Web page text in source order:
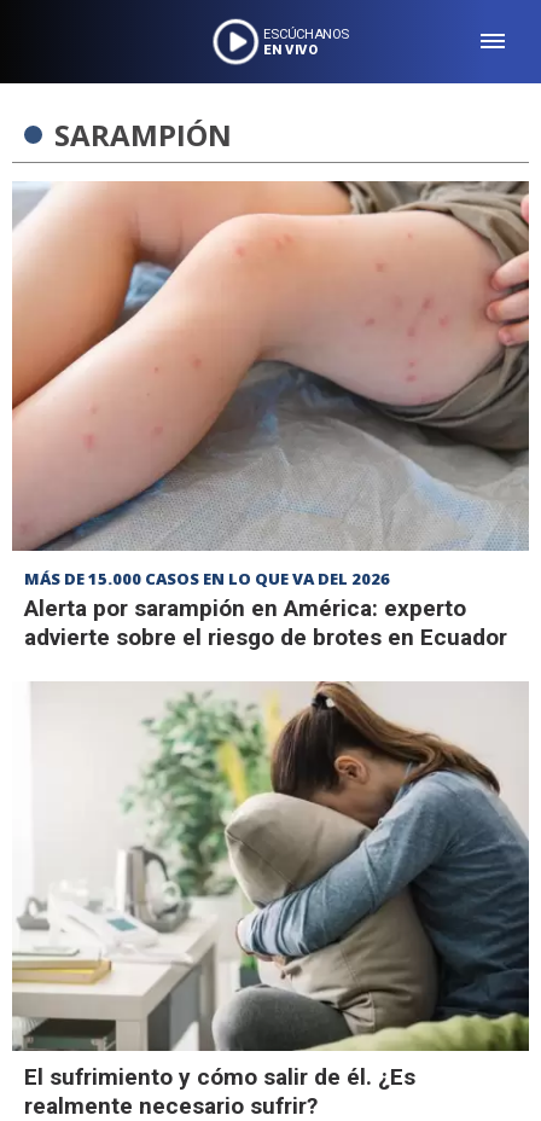
ESCÚCHANOS
EN VIVO
SARAMPIÓN
MÁS DE 15.000 CASOS EN LO QUE VA DEL 2026
Alerta por sarampión en América: experto
advierte sobre el riesgo de brotes en Ecuador
El sufrimiento y cómo salir de él. ¿Es
realmente necesario sufrir?